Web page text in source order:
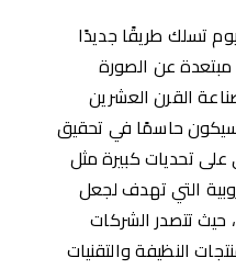
تسلك طريقًا جديدًا
مبتعدة عن الصورة
القرن العشرين
سيكون حاسمًا في تحقيق
على تحديات كبيرة مثل
التي تهدف لجعل
حيث تتصدر الشركات
النظيفة والتقنيات